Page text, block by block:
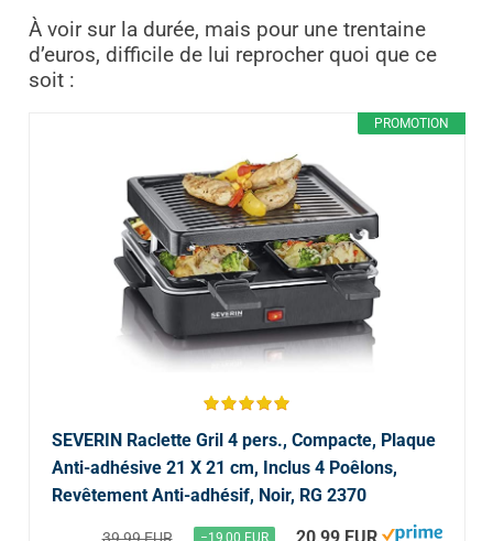
À voir sur la durée, mais pour une trentaine
d’euros, difficile de lui reprocher quoi que ce
soit :
PROMOTION
SEVERIN Raclette Gril 4 pers., Compacte, Plaque
Anti-adhésive 21 X 21 cm, Inclus 4 Poêlons,
Revêtement Anti-adhésif, Noir, RG 2370